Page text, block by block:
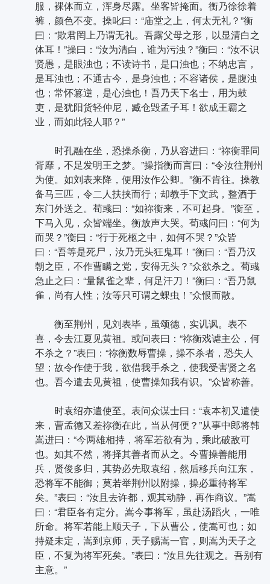
服，裸体而立，浑身尽露。坐客皆掩面。衡乃徐徐着
裤，颜色不变。操叱曰：“庙堂之上，何太无礼？”衡
曰：“欺君罔上乃谓无礼。吾露父母之形，以显清白之
体耳！”操曰：“汝为清白，谁为污浊？”衡曰：“汝不识
贤愚，是眼浊也；不读诗书，是口浊也；不纳忠言，
是耳浊也；不通古今，是身浊也；不容诸侯，是腹浊
也；常怀篡逆，是心浊也！吾乃天下名士，用为鼓
吏，是犹阳货轻仲尼，臧仓毁孟子耳！欲成王霸之
业，而如此轻人耶？”
时孔融在坐，恐操杀衡，乃从容进曰：“祢衡罪同
胥靡，不足发明王之梦。”操指衡而言曰：“令汝往荆州
为使。如刘表来降，便用汝作公卿。”衡不肯往。操教
备马三匹，令二人扶挟而行；却教手下文武，整酒于
东门外送之。荀彧曰：“如祢衡来，不可起身。”衡至，
下马入见，众皆端坐。衡放声大哭。荀彧问曰：“何为
而哭？”衡曰：“行于死柩之中，如何不哭？”众皆
曰：“吾等是死尸，汝乃无头狂鬼耳！”衡曰：“吾乃汉
朝之臣，不作曹瞒之党，安得无头？”众欲杀之。荀彧
急止之曰：“量鼠雀之辈，何足汗刀！”衡曰：“吾乃鼠
雀，尚有人性；汝等只可谓之蜾虫！”众恨而散。
衡至荆州，见刘表毕，虽颂德，实讥讽。表不
喜，令去江夏见黄祖。或问表曰：“祢衡戏谑主公，何
不杀之？”表曰：“祢衡数辱曹操，操不杀者，恐失人
望；故令作使于我，欲借我手杀之，使我受害贤之名
也。吾今遣去见黄祖，使曹操知我有识。”众皆称善。
时袁绍亦遣使至。表问众谋士曰：“袁本初又遣使
来，曹孟德又差祢衡在此，当从何便？”从事中郎将韩
嵩进曰：“今两雄相持，将军若欲有为，乘此破敌可
也。如其不然，将择其善者而从之。今曹操善能用
兵，贤俊多归，其势必先取袁绍，然后移兵向江东，
恐将军不能御；莫若举荆州以附操，操必重待将军
矣。”表曰：“汝且去许都，观其动静，再作商议。”嵩
曰：“君臣各有定分。嵩今事将军，虽赴汤蹈火，一唯
所命。将军若能上顺天子，下从曹公，使嵩可也；如
持疑未定，嵩到京师，天子赐嵩一官，则嵩为天子之
臣，不复为将军死矣。”表曰：“汝且先往观之。吾别有
主意。”